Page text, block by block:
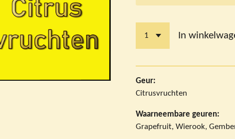
In
Geur:
Citrusvruchten
Waarneembare geuren:
Grapefruit, Wierook,